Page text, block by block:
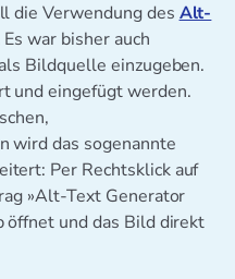
die Verwendung des Alt-
war bisher auch
Bildquelle einzugeben.
und eingefügt werden.
wird das sogenannte
Per Rechtsklick auf
»Alt-Text Generator
öffnet und das Bild direkt